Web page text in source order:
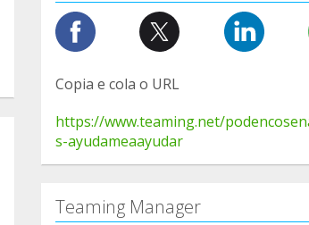
Copia e cola o URL
https://www.teaming.net/
s-ayudameaayudar
Teaming Manager